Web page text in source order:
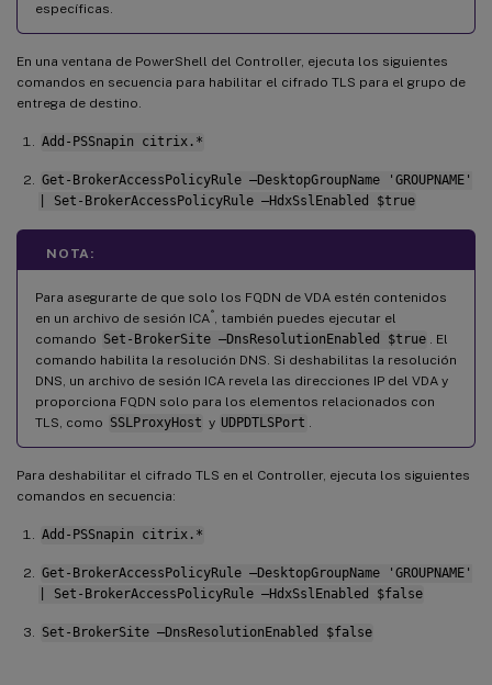
específicas.
En una ventana de PowerShell del Controller, ejecuta los siguientes
comandos en secuencia para habilitar el cifrado TLS para el grupo de
entrega de destino.
Add-PSSnapin citrix.*
Get-BrokerAccessPolicyRule –DesktopGroupName 'GROUPNAME'
| Set-BrokerAccessPolicyRule –HdxSslEnabled $true
NOTA:
Para asegurarte de que solo los FQDN de VDA estén contenidos
en un archivo de sesión ICA®, también puedes ejecutar el
comando Set-BrokerSite –DnsResolutionEnabled $true . El
comando habilita la resolución DNS. Si deshabilitas la resolución
DNS, un archivo de sesión ICA revela las direcciones IP del VDA y
proporciona FQDN solo para los elementos relacionados con
TLS, como SSLProxyHost y UDPDTLSPort .
Para deshabilitar el cifrado TLS en el Controller, ejecuta los siguientes
comandos en secuencia:
Add-PSSnapin citrix.*
Get-BrokerAccessPolicyRule –DesktopGroupName 'GROUPNAME'
| Set-BrokerAccessPolicyRule –HdxSslEnabled $false
Set-BrokerSite –DnsResolutionEnabled $false